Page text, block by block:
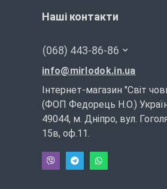
Наші контакти
(068) 443-86-86
info@mirlodok.in.ua
Інтернет-магазин "Світ
(ФОП Федорець Н.О.)
49044, м. Дніпро, вул.
15в, оф.11.